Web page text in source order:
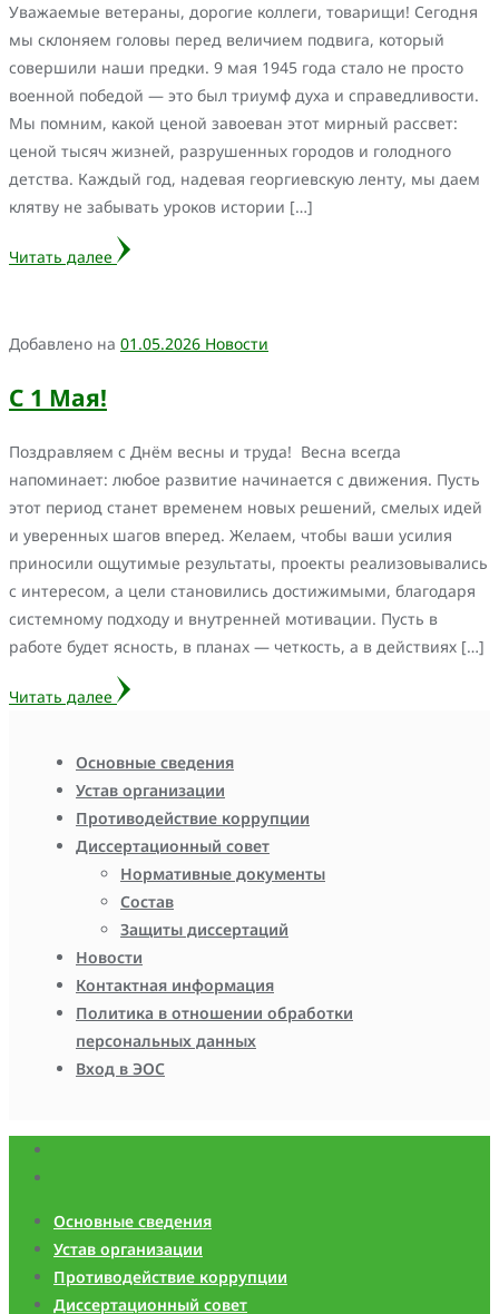
Уважаемые ветераны, дорогие коллеги, товарищи! Сегодня
мы склоняем головы перед величием подвига, который
совершили наши предки. 9 мая 1945 года стало не просто
военной победой — это был триумф духа и справедливости.
Мы помним, какой ценой завоеван этот мирный рассвет:
ценой тысяч жизней, разрушенных городов и голодного
детства. Каждый год, надевая георгиевскую ленту, мы даем
клятву не забывать уроков истории […]
Читать далее
Добавлено на 01.05.2026 Новости
С 1 Мая!
Поздравляем с Днём весны и труда! Весна всегда
напоминает: любое развитие начинается с движения. Пусть
этот период станет временем новых решений, смелых идей
и уверенных шагов вперед. Желаем, чтобы ваши усилия
приносили ощутимые результаты, проекты реализовывались
с интересом, а цели становились достижимыми, благодаря
системному подходу и внутренней мотивации. Пусть в
работе будет ясность, в планах — четкость, а в действиях […]
Читать далее
Основные сведения
Устав организации
Противодействие коррупции
Диссертационный совет
Нормативные документы
Состав
Защиты диссертаций
Новости
Контактная информация
Политика в отношении обработки
персональных данных
Вход в ЭОС
Основные сведения
Устав организации
Противодействие коррупции
Диссертационный совет